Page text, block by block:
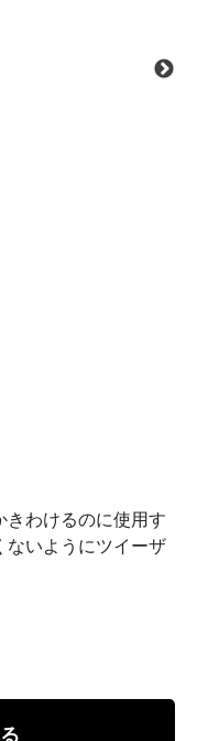
きわけるのに使用す
ないようにツイーザ